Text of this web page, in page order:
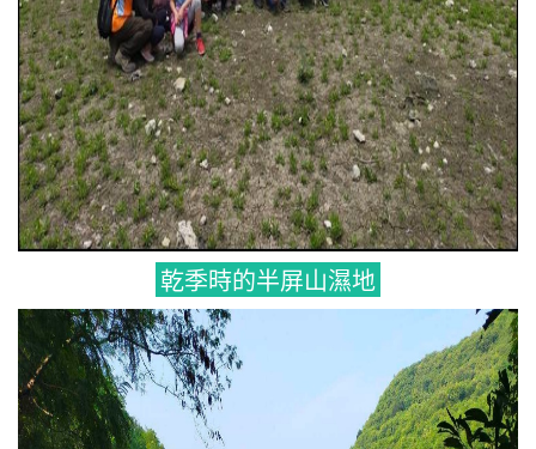
乾季時的半屏山濕地